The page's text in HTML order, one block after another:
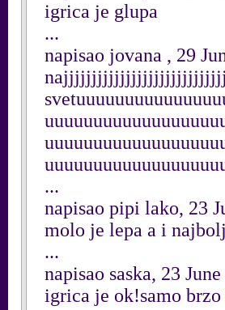
igrica je glupa
...
napisao jovana , 29
...
napisao pipi lako, 23
molo je lepa a i
...
napisao saska, 23
igrica je ok!samo brzo